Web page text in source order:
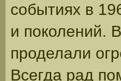
событиях в
и поколений.
проделали
Всегда рад